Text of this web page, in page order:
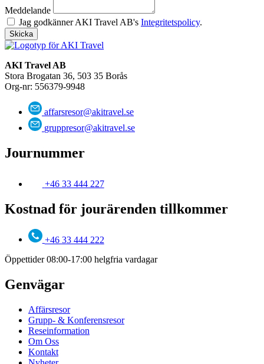
Meddelande
Jag godkänner AKI Travel AB's Integritetspolicy.
Skicka
AKI Travel AB
Stora Brogatan 36, 503 35 Borås
Org-nr: 556379-9948
affarsresor@akitravel.se
gruppresor@akitravel.se
Journummer
+46 33 444 227
Kostnad för jourärenden tillkommer
+46 33 444 222
Öppettider 08:00-17:00 helgfria vardagar
Genvägar
Affärsresor
Grupp- & Konferensresor
Reseinformation
Om Oss
Kontakt